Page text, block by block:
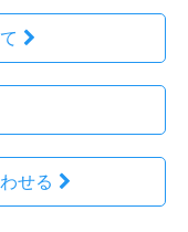
せる